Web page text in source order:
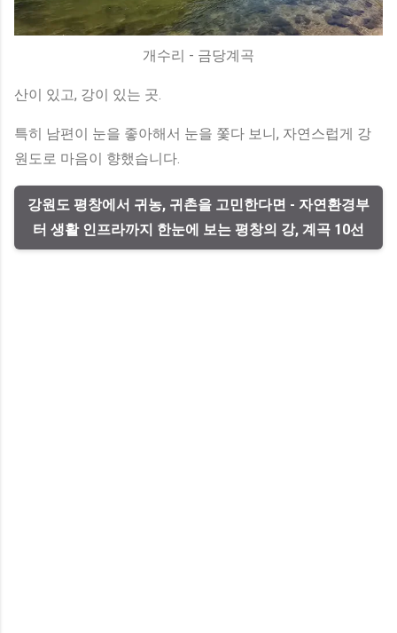
개수리 - 금당계곡
산이 있고, 강이 있는 곳.
특히 남편이 눈을 좋아해서 눈을 쫓다 보니, 자연스럽게 강
원도로 마음이 향했습니다.
강원도 평창에서 귀농, 귀촌을 고민한다면 - 자연환경부
터 생활 인프라까지 한눈에 보는 평창의 강, 계곡 10선